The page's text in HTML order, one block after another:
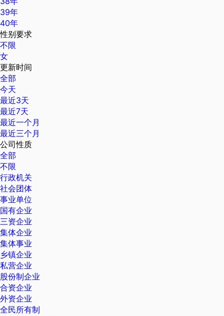
39年
40年
性别要求
不限
女
更新时间
全部
今天
最近3天
最近7天
最近一个月
最近三个月
公司性质
全部
不限
行政机关
社会团体
事业单位
国有企业
三资企业
集体企业
集体事业
乡镇企业
私营企业
股份制企业
合资企业
外资企业
全民所有制